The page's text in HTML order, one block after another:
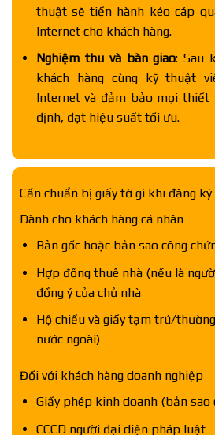
thuật sẽ tiến hành kéo cáp
Internet cho khách hàng.
Nghiệm thu và bàn giao: Sau
khách hàng cùng kỹ thuật
Internet và đảm bảo mọi
định, đạt hiệu suất tối ưu.
Cần chuẩn bị giấy tờ gì khi đăng
Dành cho khách hàng cá nhân
Bản gốc hoặc bản sao công
Hợp đồng thuê nhà (nếu là
đồng ý của chủ nhà
Hộ chiếu và giấy tạm trú/
nước ngoài)
Đối với khách hàng doanh nghiệp
Giấy phép kinh doanh (bản sao
CCCD người đại diện pháp luật